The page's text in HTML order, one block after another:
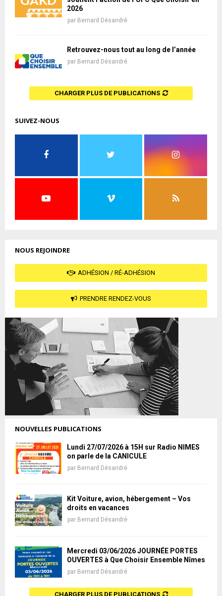
2026
par Bernard Désandré
Retrouvez-nous tout au long de l’année
par Bernard Désandré
CHARGER PLUS DE PUBLICATIONS
SUIVEZ-NOUS
NOUS REJOINDRE
ADHÉSION / RÉ-ADHÉSION
PRENDRE RENDEZ-VOUS
NOUVELLES PUBLICATIONS
Lundi 27/07/2026 à 15H sur Radio NIMES
on parle de la CANICULE
par Bernard Désandré
Kit Voiture, avion, hébergement – Vos
droits en vacances
par Bernard Désandré
Mercredi 03/06/2026 JOURNÉE PORTES
OUVERTES à Que Choisir Ensemble Nîmes
par Bernard Désandré
CHARGER PLUS DE PUBLICATIONS